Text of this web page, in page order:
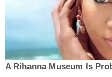
A Rihanna Museum Is